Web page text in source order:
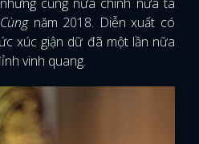
năm 2018. Diễn xuất có
xúc giận dữ đã một lần nữa
vinh quang.